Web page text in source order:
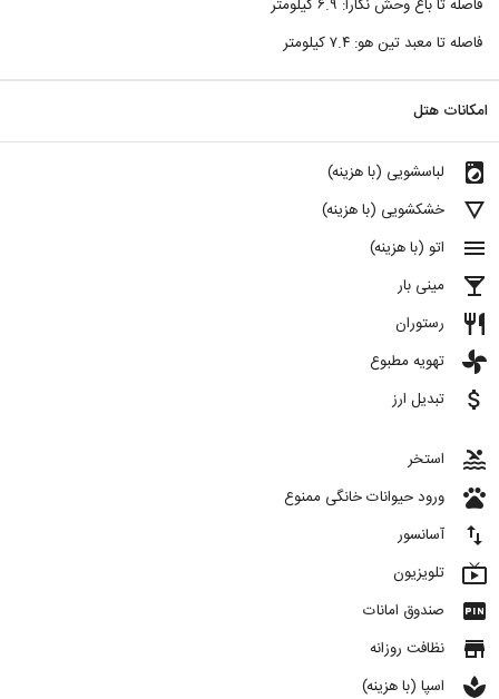
فاصله تا باغ وحش نگارا: ۶.۹ کیلومتر
فاصله تا معبد تین هو: ۷.۴ کیلومتر
امکانات هتل
local_laundry_service لباسشویی (با هزینه)
details خشکشویی (با هزینه)
menu اتو (با هزینه)
local_bar مینی بار
restaurant رستوران
toys تهویه مطبوع
attach_money تبدیل ارز
pool استخر
pets ورود حیوانات خانگی ممنوع
import_export آسانسور
live_tv تلویزیون
fiber_pin صندوق امانات
store نظافت روزانه
spa اسپا (با هزینه)